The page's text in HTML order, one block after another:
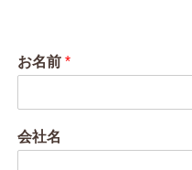
お名前 *
会社名